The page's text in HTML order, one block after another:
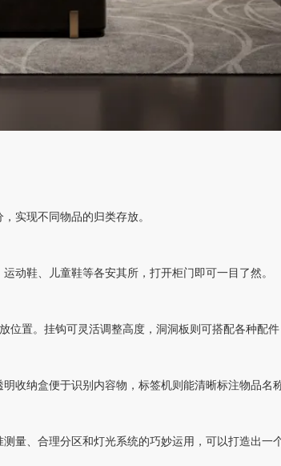
实现不同物品的归类存放。
动鞋、儿童鞋等各安其所，打开柜门即可一目了然。
置。挂钩可灵活调整高度，洞洞板则可搭配各种配件
收纳盒便于识别内容物，标签机则能清晰标注物品名
量、合理分区和灯光系统的巧妙运用，可以打造出